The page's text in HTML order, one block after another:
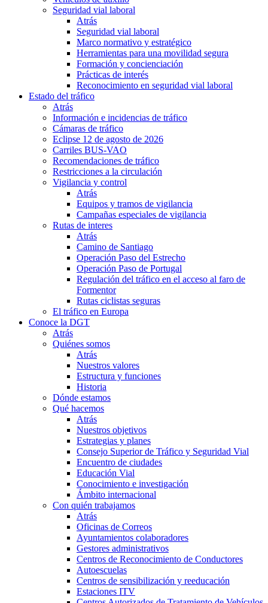
Seguridad vial laboral
Atrás
Seguridad vial laboral
Marco normativo y estratégico
Herramientas para una movilidad segura
Formación y concienciación
Prácticas de interés
Reconocimiento en seguridad vial laboral
Estado del tráfico
Atrás
Información e incidencias de tráfico
Cámaras de tráfico
Eclipse 12 de agosto de 2026
Carriles BUS-VAO
Recomendaciones de tráfico
Restricciones a la circulación
Vigilancia y control
Atrás
Equipos y tramos de vigilancia
Campañas especiales de vigilancia
Rutas de interes
Atrás
Camino de Santiago
Operación Paso del Estrecho
Operación Paso de Portugal
Regulación del tráfico en el acceso al faro de
Formentor
Rutas ciclistas seguras
El tráfico en Europa
Conoce la DGT
Atrás
Quiénes somos
Atrás
Nuestros valores
Estructura y funciones
Historia
Dónde estamos
Qué hacemos
Atrás
Nuestros objetivos
Estrategias y planes
Consejo Superior de Tráfico y Seguridad Vial
Encuentro de ciudades
Educación Vial
Conocimiento e investigación
Ámbito internacional
Con quién trabajamos
Atrás
Oficinas de Correos
Ayuntamientos colaboradores
Gestores administrativos
Centros de Reconocimiento de Conductores
Autoescuelas
Centros de sensibilización y reeducación
Estaciones ITV